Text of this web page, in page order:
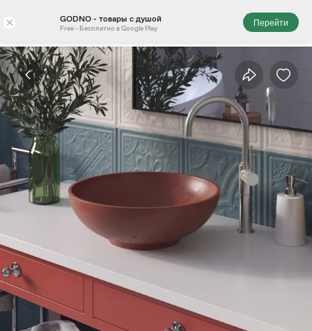
× GODNO - товары с душой
Free - Бесплатно в Google Play
Перейти